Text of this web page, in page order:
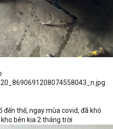
thế, ngay mùa covid, đã khó
bên kia 2 tháng trời